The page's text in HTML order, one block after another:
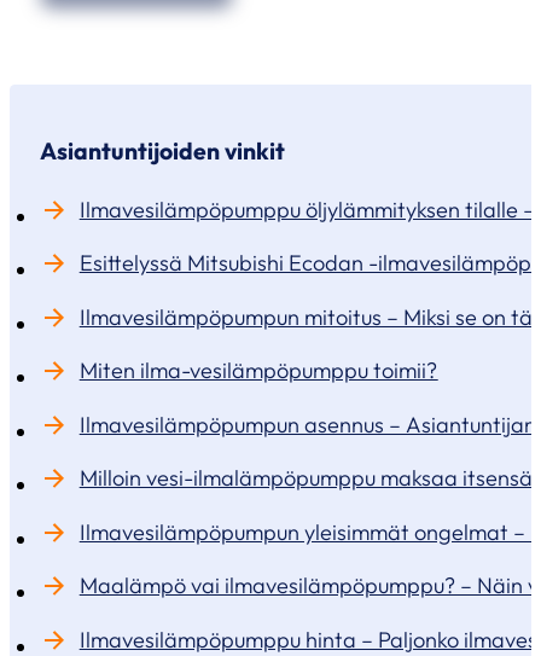
Asiantuntijoiden vinkit
Ilmavesilämpöpumppu öljylämmityksen tilalle
Esittelyssä Mitsubishi Ecodan -
Ilmavesilämpöpumpun mitoitus – Miksi se on
Miten ilma-vesilämpöpumppu toimii?
Ilmavesilämpöpumpun asennus –
Milloin vesi-ilmalämpöpumppu maksaa itsensä
Ilmavesilämpöpumpun yleisimmät ongelmat –
Maalämpö vai ilmavesilämpöpumppu? – Näin
Ilmavesilämpöpumppu hinta – Paljonko